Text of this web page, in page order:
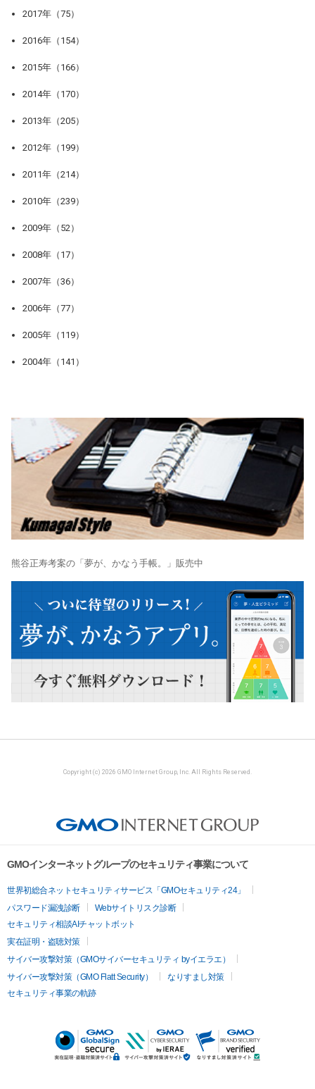
2017年（75）
2016年（154）
2015年（166）
2014年（170）
2013年（205）
2012年（199）
2011年（214）
2010年（239）
2009年（52）
2008年（17）
2007年（36）
2006年（77）
2005年（119）
2004年（141）
熊谷正寿考案の「夢が、かなう手帳。」販売中
Copyright (c) 2026 GMO Internet Group, Inc. All Rights Reserved.
GMOインターネットグループのセキュリティ事業について
世界初総合ネットセキュリティサービス「GMOセキュリティ24」
パスワード漏洩診断
Webサイトリスク診断
セキュリティ相談AIチャットボット
実在証明・盗聴対策
サイバー攻撃対策（GMOサイバーセキュリティ byイエラエ）
サイバー攻撃対策（GMO Flatt Security）
なりすまし対策
セキュリティ事業の軌跡